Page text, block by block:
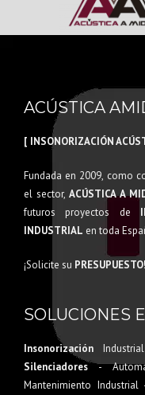
ACÚSTICA
[ INSONORIZACIÓN
Fundada en 2009, como
el sector,ACÚSTICA A
futuros proyectos de
INDUSTRIAL en toda
¡Solicite su PRESUPUESTO!
SOLUCIONES
Insonorización
Silenciadores-
Mantenimiento